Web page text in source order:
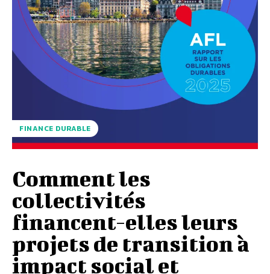
FINANCE DURABLE
Comment les
collectivités
financent-elles leurs
projets de transition à
impact social et